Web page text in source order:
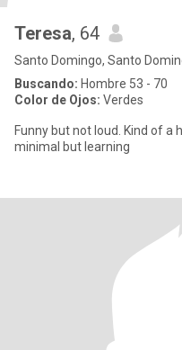
Teresa, 64
Santo Domingo, Santo
Buscando: Hombre 53 - 70
Color de Ojos: Verdes
Funny but not loud. Kind of a
minimal but learning